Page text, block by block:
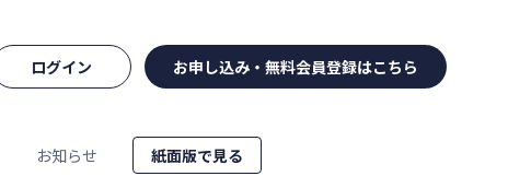
ログイン お申し込み・無料会員登録はこちら
お知らせ 紙面版で見る